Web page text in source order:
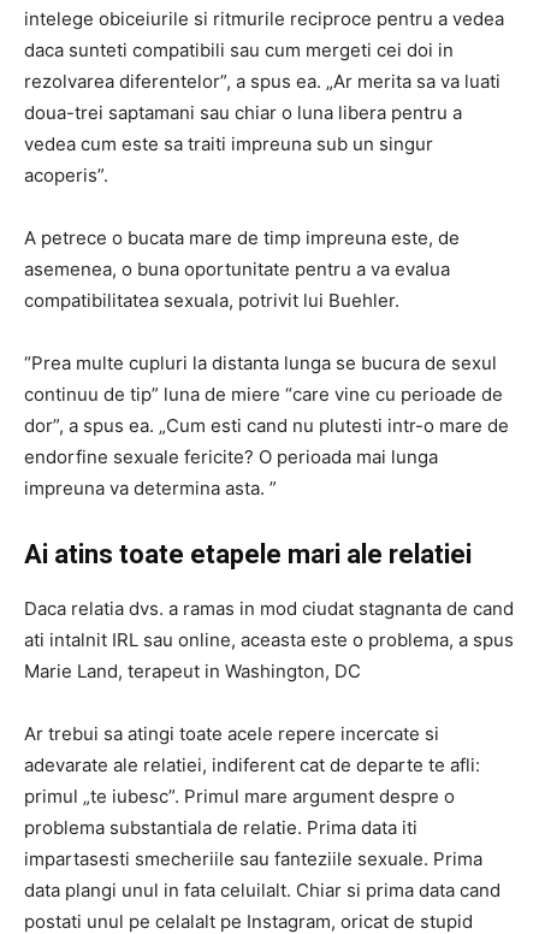
intelege obiceiurile si ritmurile reciproce pentru a vedea
daca sunteti compatibili sau cum mergeti cei doi in
rezolvarea diferentelor”, a spus ea. „Ar merita sa va luati
doua-trei saptamani sau chiar o luna libera pentru a
vedea cum este sa traiti impreuna sub un singur
acoperis”.
A petrece o bucata mare de timp impreuna este, de
asemenea, o buna oportunitate pentru a va evalua
compatibilitatea sexuala, potrivit lui Buehler.
“Prea multe cupluri la distanta lunga se bucura de sexul
continuu de tip” luna de miere “care vine cu perioade de
dor”, a spus ea. „Cum esti cand nu plutesti intr-o mare de
endorfine sexuale fericite? O perioada mai lunga
impreuna va determina asta. ”
Ai atins toate etapele mari ale relatiei
Daca relatia dvs. a ramas in mod ciudat stagnanta de cand
ati intalnit IRL sau online, aceasta este o problema, a spus
Marie Land, terapeut in Washington, DC
Ar trebui sa atingi toate acele repere incercate si
adevarate ale relatiei, indiferent cat de departe te afli:
primul „te iubesc”. Primul mare argument despre o
problema substantiala de relatie. Prima data iti
impartasesti smecheriile sau fanteziile sexuale. Prima
data plangi unul in fata celuilalt. Chiar si prima data cand
postati unul pe celalalt pe Instagram, oricat de stupid